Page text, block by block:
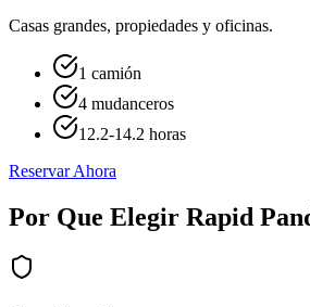
Casas grandes, propiedades y oficinas.
1 camión
4 mudanceros
12.2-14.2 horas
Reservar Ahora
Por Que Elegir Rapid